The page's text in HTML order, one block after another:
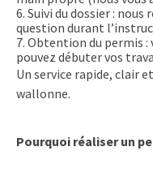
6. Suivi du dossier : nous
question durant
7. Obtention du permis :
pouvez débuter vos
Un service rapide, clair
wallonne.
Pourquoi réaliser un